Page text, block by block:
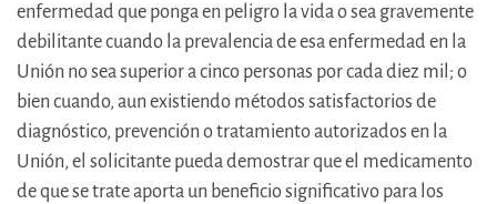
enfermedad que ponga en peligro la vida o sea gravemente
debilitante cuando la prevalencia de esa enfermedad en la
Unión no sea superior a cinco personas por cada diez mil; o
bien cuando, aun existiendo métodos satisfactorios de
diagnóstico, prevención o tratamiento autorizados en la
Unión, el solicitante pueda demostrar que el medicamento
de que se trate aporta un beneficio significativo para los